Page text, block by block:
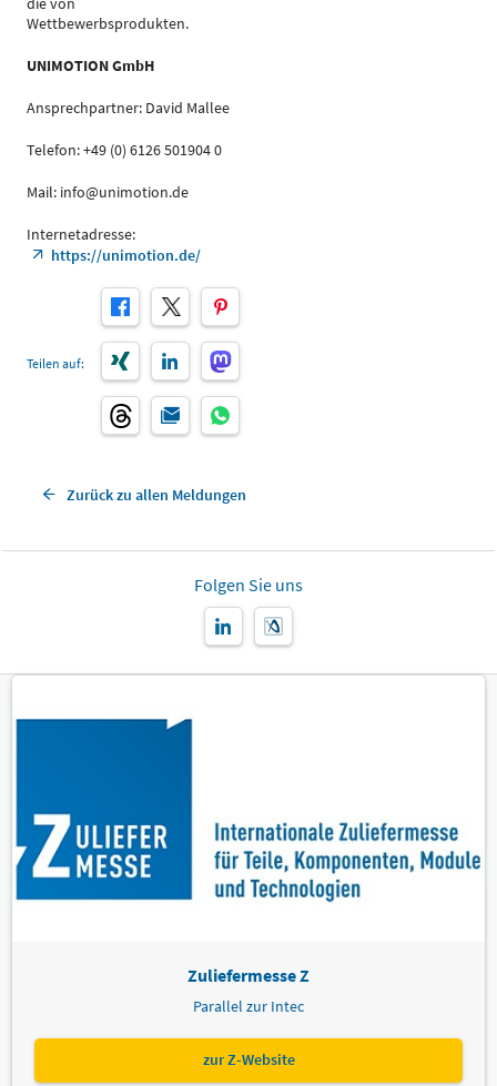
Wettbewerbsprodukten.
UNIMOTION GmbH
Ansprechpartner: David Mallee
Telefon: +49 (0) 6126 501904 0
Mail: info@unimotion.de
Internetadresse:
https://unimotion.de/
Teilen auf:
Zurück zu allen Meldungen
Folgen Sie uns
Zuliefermesse Z
Parallel zur Intec
zur Z-Website